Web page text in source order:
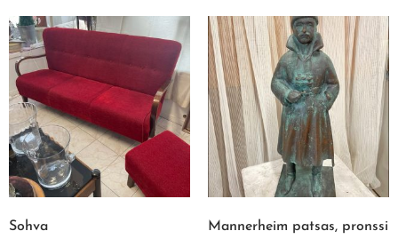
Sohva Mannerheim patsas, pronssi